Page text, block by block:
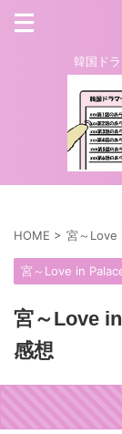
韓国ド
HOME > 宮～Love
宮～Love in
宮～Love
感想